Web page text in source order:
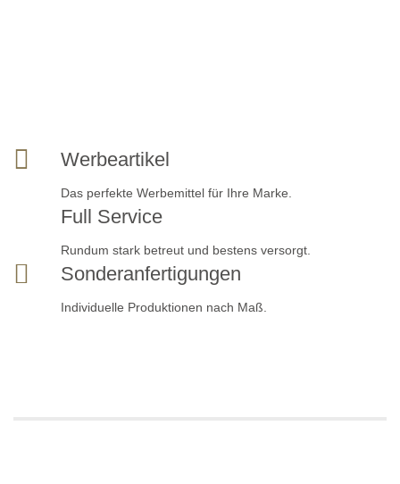
Werbeartikel
Das perfekte Werbemittel für Ihre Marke.
Full Service
Rundum stark betreut und bestens versorgt.
Sonderanfertigungen
Individuelle Produktionen nach Maß.